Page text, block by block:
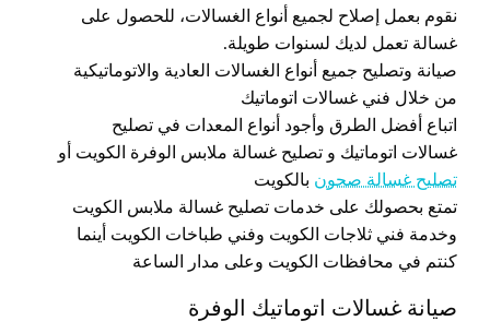
نقوم بعمل إصلاح لجميع أنواع الغسالات، للحصول على
غسالة تعمل لديك لسنوات طويلة.
صيانة وتصليح جميع أنواع الغسالات العادية والاتوماتيكية
من خلال فني غسالات اتوماتيك
اتباع أفضل الطرق وأجود أنواع المعدات في تصليح
غسالات اتوماتيك و تصليح غسالة ملابس الوفرة الكويت أو
تصليح غسالة صحون بالكويت
تمتع بحصولك على خدمات تصليح غسالة ملابس الكويت
وخدمة فني ثلاجات الكويت وفني طباخات الكويت أينما
كنتم في محافظات الكويت وعلى مدار الساعة
صيانة غسالات اتوماتيك الوفرة